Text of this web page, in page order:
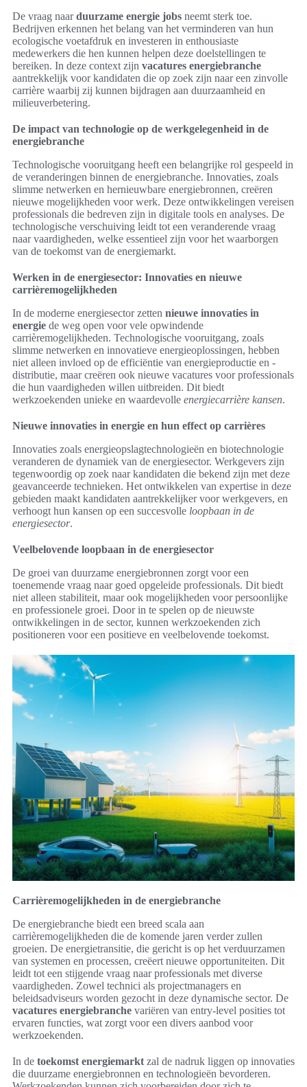
De vraag naarduurzame energie jobs neemt sterk toe.
Bedrijven erkennen het belang van het verminderen van hun
ecologische voetafdruk en investeren in enthousiaste
medewerkers die hen kunnen helpen deze doelstellingen te
bereiken. In deze context zijn vacatures energiebranche
aantrekkelijk voor kandidaten die op zoek zijn naar een zinvolle
carrière waarbij zij kunnen bijdragen aan duurzaamheid en
milieuverbetering.
De impact van technologie op de werkgelegenheid in de
energiebranche
Technologische vooruitgang heeft een belangrijke rol gespeeld in
de veranderingen binnen de energiebranche. Innovaties, zoals
slimme netwerken en hernieuwbare energiebronnen, creëren
nieuwe mogelijkheden voor werk. Deze ontwikkelingen vereisen
professionals die bedreven zijn in digitale tools en analyses. De
technologische verschuiving leidt tot een veranderende vraag
naar vaardigheden, welke essentieel zijn voor het waarborgen
van de toekomst van de energiemarkt.
Werken in de energiesector: Innovaties en nieuwe
carrièremogelijkheden
In de moderne energiesector zetten nieuwe innovaties in
energie de weg open voor vele opwindende
carrièremogelijkheden. Technologische vooruitgang, zoals
slimme netwerken en innovatieve energieoplossingen, hebben
niet alleen invloed op de efficiëntie van energieproductie en -
distributie, maar creëren ook nieuwe vacatures voor professionals
die hun vaardigheden willen uitbreiden. Dit biedt
werkzoekenden unieke en waardevolle energiecarrière kansen.
Nieuwe innovaties in energie en hun effect op carrières
Innovaties zoals energieopslagtechnologieën en biotechnologie
veranderen de dynamiek van de energiesector. Werkgevers zijn
tegenwoordig op zoek naar kandidaten die bekend zijn met deze
geavanceerde technieken. Het ontwikkelen van expertise in deze
gebieden maakt kandidaten aantrekkelijker voor werkgevers, en
verhoogt hun kansen op een succesvolle loopbaan in de
energiesector.
Veelbelovende loopbaan in de energiesector
De groei van duurzame energiebronnen zorgt voor een
toenemende vraag naar goed opgeleide professionals. Dit biedt
niet alleen stabiliteit, maar ook mogelijkheden voor persoonlijke
en professionele groei. Door in te spelen op de nieuwste
ontwikkelingen in de sector, kunnen werkzoekenden zich
positioneren voor een positieve en veelbelovende toekomst.
Carrièremogelijkheden in de energiebranche
De energiebranche biedt een breed scala aan
carrièremogelijkheden die de komende jaren verder zullen
groeien. De energietransitie, die gericht is op het verduurzamen
van systemen en processen, creëert nieuwe opportuniteiten. Dit
leidt tot een stijgende vraag naar professionals met diverse
vaardigheden. Zowel technici als projectmanagers en
beleidsadviseurs worden gezocht in deze dynamische sector. De
vacatures energiebranche variëren van entry-level posities tot
ervaren functies, wat zorgt voor een divers aanbod voor
werkzoekenden.
In de toekomst energiemarkt zal de nadruk liggen op innovaties
die duurzame energiebronnen en technologieën bevorderen.